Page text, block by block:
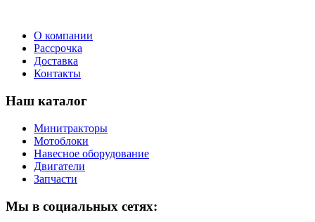
О компании
Рассрочка
Доставка
Контакты
Наш каталог
Минитракторы
Мотоблоки
Навесное оборудование
Двигатели
Запчасти
Мы в социальных сетях: